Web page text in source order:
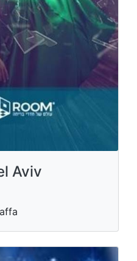
Aviv